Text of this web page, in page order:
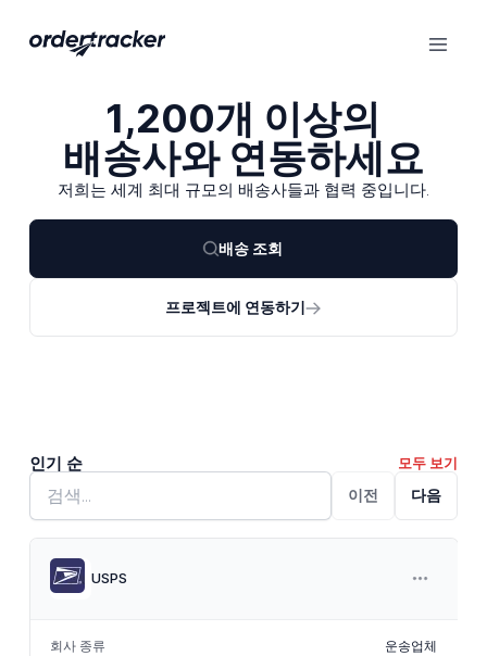
1,200개 이상의
배송사와 연동하세요
저희는 세계 최대 규모의 배송사들과 협력 중입니다.
배송 조회
프로젝트에 연동하기
인기 순 모두 보기
이전 다음
USPS
회사 종류 운송업체